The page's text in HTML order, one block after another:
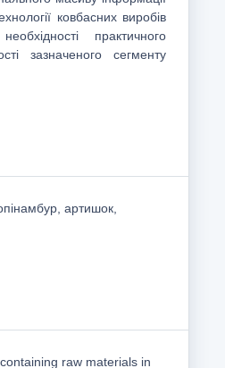
ковбасних виробів
практичного
зазначеного сегменту
артишок,
raw materials in